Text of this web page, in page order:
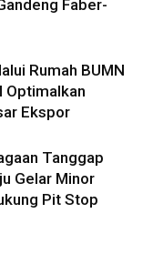
Faber-
Rumah BUMN
Optimalkan
Ekspor
Tanggap
Gelar Minor
Pit Stop